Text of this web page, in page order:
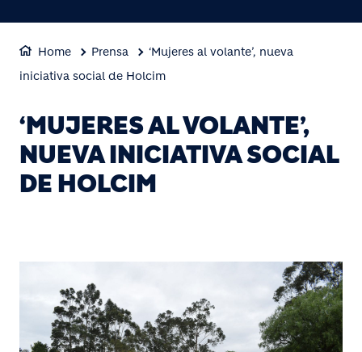
Home Prensa
‘Mujeres al volante’, nueva
iniciativa social de Holcim
‘MUJERES AL VOLANTE’,
NUEVA INICIATIVA SOCIAL
DE HOLCIM